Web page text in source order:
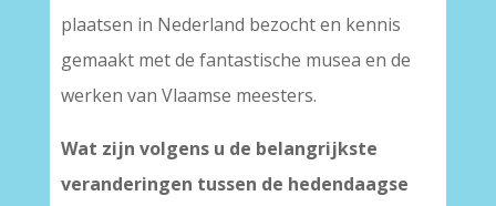
plaatsen in Nederland bezocht en kennis
gemaakt met de fantastische musea en de
werken van Vlaamse meesters.
Wat zijn volgens u de belangrijkste
veranderingen tussen de hedendaagse